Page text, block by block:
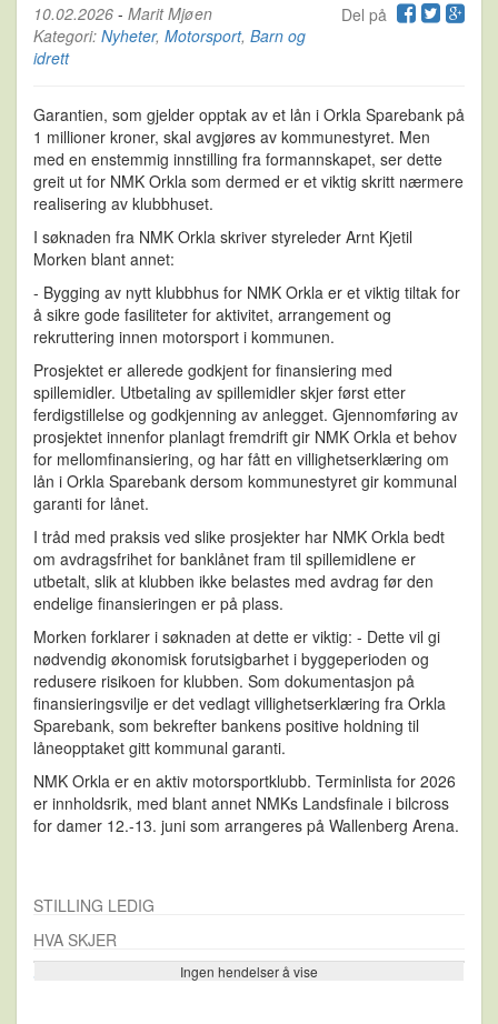
Del på
10.02.2026 - Marit Mjøen
Kategori: Nyheter, Motorsport, Barn og
idrett
Garantien, som gjelder opptak av et lån i Orkla Sparebank på
1 millioner kroner, skal avgjøres av kommunestyret. Men
med en enstemmig innstilling fra formannskapet, ser dette
greit ut for NMK Orkla som dermed er et viktig skritt nærmere
realisering av klubbhuset.
I søknaden fra NMK Orkla skriver styreleder Arnt Kjetil
Morken blant annet:
- Bygging av nytt klubbhus for NMK Orkla er et viktig tiltak for
å sikre gode fasiliteter for aktivitet, arrangement og
rekruttering innen motorsport i kommunen.
Prosjektet er allerede godkjent for finansiering med
spillemidler. Utbetaling av spillemidler skjer først etter
ferdigstillelse og godkjenning av anlegget. Gjennomføring av
prosjektet innenfor planlagt fremdrift gir NMK Orkla et behov
for mellomfinansiering, og har fått en villighetserklæring om
lån i Orkla Sparebank dersom kommunestyret gir kommunal
garanti for lånet.
I tråd med praksis ved slike prosjekter har NMK Orkla bedt
om avdragsfrihet for banklånet fram til spillemidlene er
utbetalt, slik at klubben ikke belastes med avdrag før den
endelige finansieringen er på plass.
Morken forklarer i søknaden at dette er viktig: - Dette vil gi
nødvendig økonomisk forutsigbarhet i byggeperioden og
redusere risikoen for klubben. Som dokumentasjon på
finansieringsvilje er det vedlagt villighetserklæring fra Orkla
Sparebank, som bekrefter bankens positive holdning til
låneopptaket gitt kommunal garanti.
NMK Orkla er en aktiv motorsportklubb. Terminlista for 2026
er innholdsrik, med blant annet NMKs Landsfinale i bilcross
for damer 12.-13. juni som arrangeres på Wallenberg Arena.
STILLING LEDIG
HVA SKJER
Ingen hendelser å vise
Se flere…